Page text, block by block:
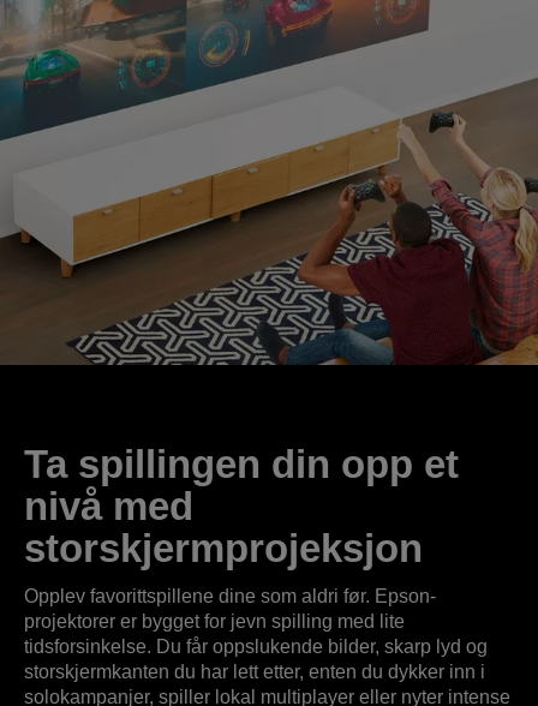
Ta spillingen din opp et
nivå med
storskjermprojeksjon
Opplev favorittspillene dine som aldri før. Epson-
projektorer er bygget for jevn spilling med lite
tidsforsinkelse. Du får oppslukende bilder, skarp lyd og
storskjermkanten du har lett etter, enten du dykker inn i
solokampanjer, spiller lokal multiplayer eller nyter intense